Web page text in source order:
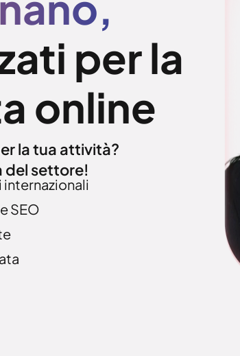
per la
online
la tua attività?
del settore!
internazionali
SEO